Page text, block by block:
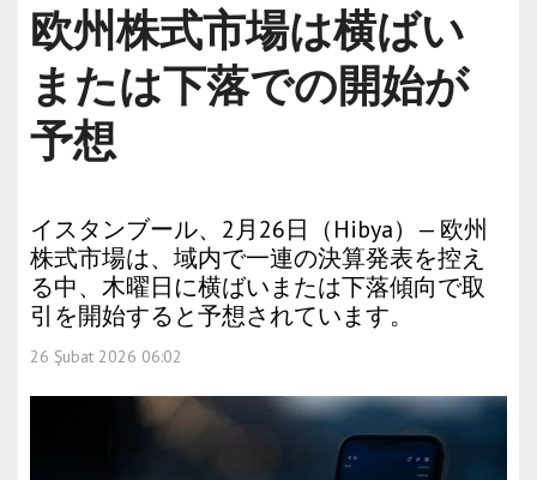
欧州株式市場は横ばい
または下落での開始が
予想
イスタンブール、2月26日（Hibya）— 欧州
株式市場は、域内で一連の決算発表を控え
る中、木曜日に横ばいまたは下落傾向で取
引を開始すると予想されています。
26 Şubat 2026 06:02